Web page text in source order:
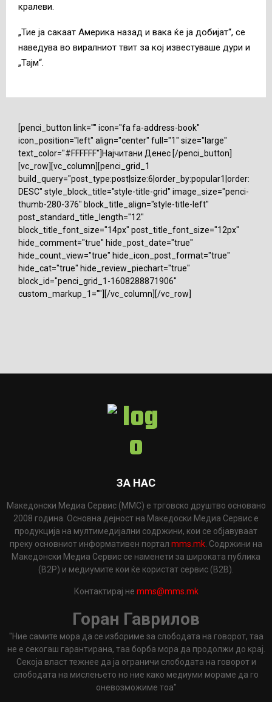
кралеви.
„Тие ја сакаат Америка назад и вака ќе ја добијат“, се
наведува во виралниот твит за кој известуваше дури и
„Тајм“.
[penci_button link="" icon="fa fa-address-book"
icon_position="left" align="center" full="1" size="large"
text_color="#FFFFFF"]Најчитани Денес [/penci_button]
[vc_row][vc_column][penci_grid_1
build_query="post_type:post|size:6|order_by:popular1|order:
DESC" style_block_title="style-title-grid" image_size="penci-
thumb-280-376" block_title_align="style-title-left"
post_standard_title_length="12"
block_title_font_size="14px" post_title_font_size="12px"
hide_comment="true" hide_post_date="true"
hide_count_view="true" hide_icon_post_format="true"
hide_cat="true" hide_review_piechart="true"
block_id="penci_grid_1-1608288871906"
custom_markup_1=""][/vc_column][/vc_row]
ЗА НАС
Македонски Медиа Сервис (ММС) е трговско друштво основано
2008 година. Основна дејност на Македоски Медиа Сервис е
продукција на мултимедијални содржини, кои се објавуваат
преку основниот информативен портал mms.mk . Содржини на
Македонски Медиа Сервис се наменети за широката публика
(B2P) и медиумите кои ќе користат сервис (B2B).
Контактирај не mms@mms.mk
Горан Гаврилов
"Ние самите мора да се избориме за слободата на говорот, таа
не е секогаш гарантирана, таа борба мора да продолжи до крај.
Секоја власт тежнее да ја ограничи слободата на говорот и
слободата на мислењето но ние како медиуми мораме да го
оневозможиме тоа"